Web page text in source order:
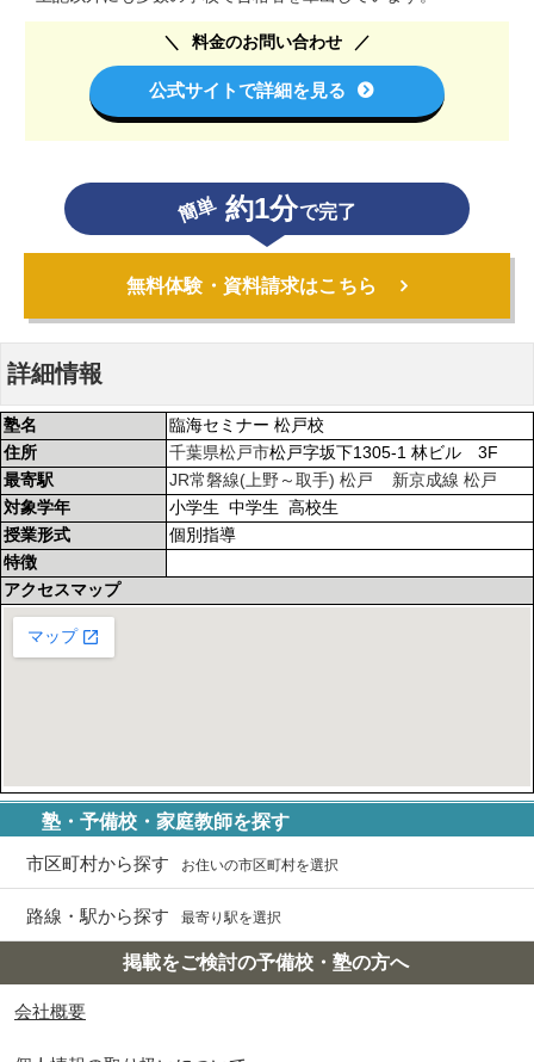
料金のお問い合わせ
公式サイトで詳細を見る
簡単 約1分で完了
無料体験・資料請求はこちら
詳細情報
塾名
臨海セミナー 松戸校
住所
千葉県松戸市松戸字坂下1305-1 林ビル 3F
最寄駅
JR常磐線(上野～取手) 松戸 新京成線 松戸
対象学年
小学生 中学生 高校生
授業形式
個別指導
特徴
アクセスマップ
塾・予備校・家庭教師を探す
市区町村から探す お住いの市区町村を選択
路線・駅から探す 最寄り駅を選択
掲載をご検討の予備校・塾の方へ
会社概要